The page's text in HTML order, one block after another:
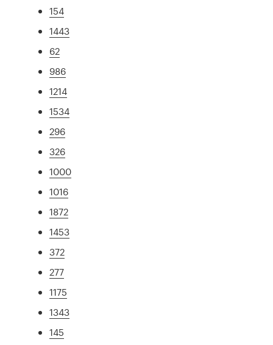
154
1443
62
986
1214
1534
296
326
1000
1016
1872
1453
372
277
1175
1343
145